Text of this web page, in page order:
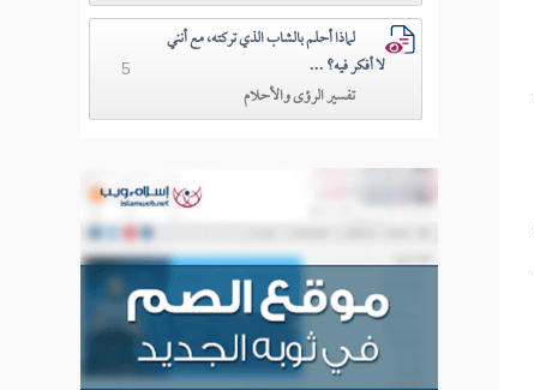
لماذا أحلم بالشاب الذي تركته، مع أنني
لا أفكر فيه؟ ...
تفسير الرؤى والأحلام
5